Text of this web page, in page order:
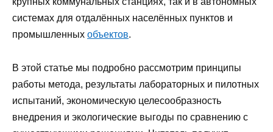
системах для отдалённых населённых пунктов и
промышленных объектов.
В этой статье мы подробно рассмотрим принципы
работы метода, результаты лабораторных и пилотных
испытаний, экономическую целесообразность
внедрения и экологические выгоды по сравнению с